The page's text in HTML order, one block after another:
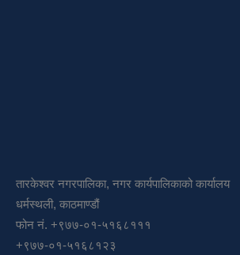
तारकेश्वर नगरपालिका, नगर कार्यपालिकाको कार्यालय
धर्मस्थली, काठमाण्डौं
फोन नं. +९७७-०१-५१६८१११
+९७७-०१-५१६८१२३